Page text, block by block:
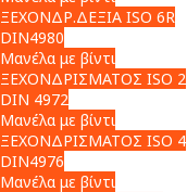
ΞΕΧΟΝΔΡ.ΔΕΞΙΑ ISO 6R
DIN4980
Μανέλα με βίντι
ΞΕΧΟΝΔΡΙΣΜΑΤΟΣ ISO 2
DIN 4972
Μανέλα με βίντι
ΞΕΧΟΝΔΡΙΣΜΑΤΟΣ ISO 4
DIN4976
Μανέλα με βίντι